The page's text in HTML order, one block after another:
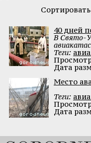
40 дней
В Свято-
Теги:
Дата
Место
Теги:
Дата